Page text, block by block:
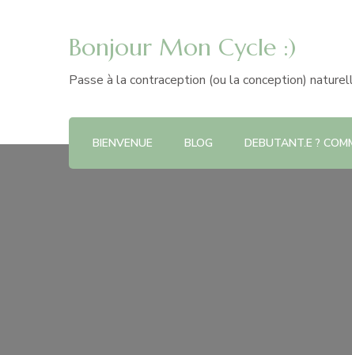
Bonjour Mon Cycle :)
Passe à la contraception (ou la conception)
BIENVENUE BLOG DEBUTANT.E ?